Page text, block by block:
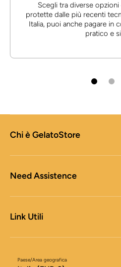
Scegli tra diverse
protette dalle più recenti
Italia, puoi anche pagare in
pratico e
Chi è GelatoStore
Need Assistence
Link Utili
Paese/Area geografica